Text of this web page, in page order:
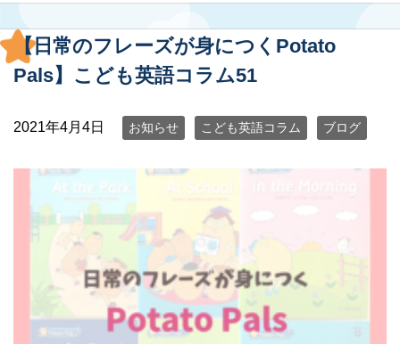
【日常のフレーズが身につくPotato
Pals】こども英語コラム51
2021年4月4日 お知らせ こども英語コラム ブログ